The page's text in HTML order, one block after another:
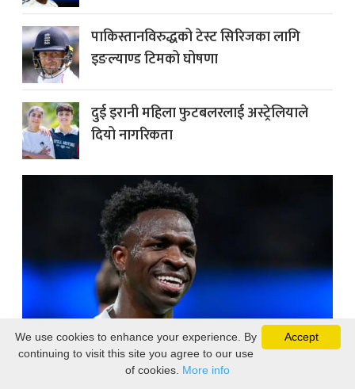
पाकिस्तानविरुद्धको टेस्ट सिरिजका लागि
इङल्याण्ड टिमको घोषणा
दुई इरानी महिला फुटबलरलाई अस्ट्रेलियाले
दियो नागरिकता
रियल म्याड्रिडसँग भिनिसियसको थप ६
Accept
We use cookies to enhance your experience. By
continuing to visit this site you agree to our use
of cookies. More info